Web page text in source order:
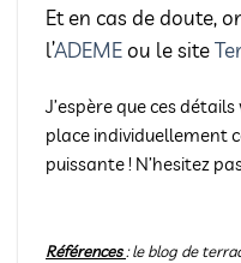
Et en cas de doute,
l’ADEME ou le site
J’espère que ces
place individuellement
puissante ! N’hesitez
Références: le blog de